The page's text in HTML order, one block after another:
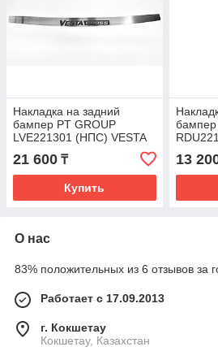
Накладка на задний
бампер PT GROUP
LVE221301 (НПС) VESTA
21 600 ₸
Купить
бампер
13
О нас
83% положительных из 6 отзывов за
Работает с 17.09.2013
г. Кокшетау
Кокшетау, Казахстан